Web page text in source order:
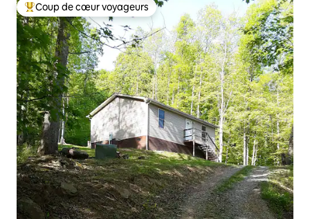
Coups de cœur voyageurs les plus appréciés
Coup de cœur voyageurs